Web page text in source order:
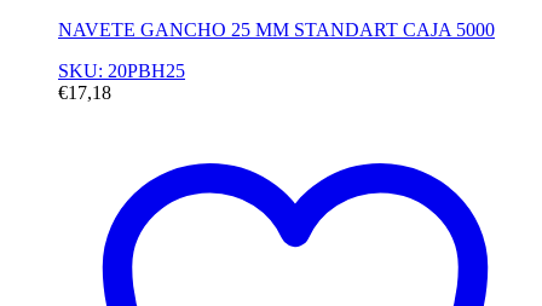
NAVETE GANCHO 25 MM STANDART CAJA 5000
SKU: 20PBH25
€17,18